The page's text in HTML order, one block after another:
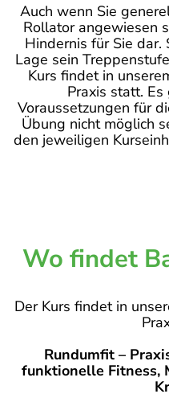
Auch wenn Sie
Rollator angewiesen
Hindernis für Sie dar.
Lage sein
Kurs findet in
Praxis statt.
Voraussetzungen für
Übung nicht möglich
den jeweiligen
Wo findet
Der Kurs findet in
Rundumfit –
funktionelle Fitness,